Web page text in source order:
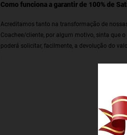
Como funciona a garantir de 100% de
Acreditamos tanto na transformação de
Coachee/cliente, por algum motivo, sinta que
poderá solicitar, facilmente, a devolução do